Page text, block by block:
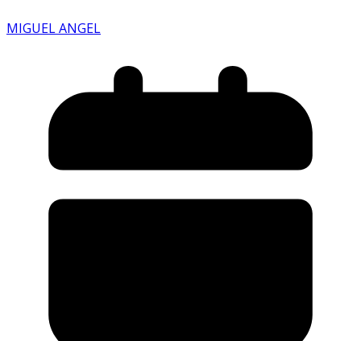
MIGUEL ANGEL